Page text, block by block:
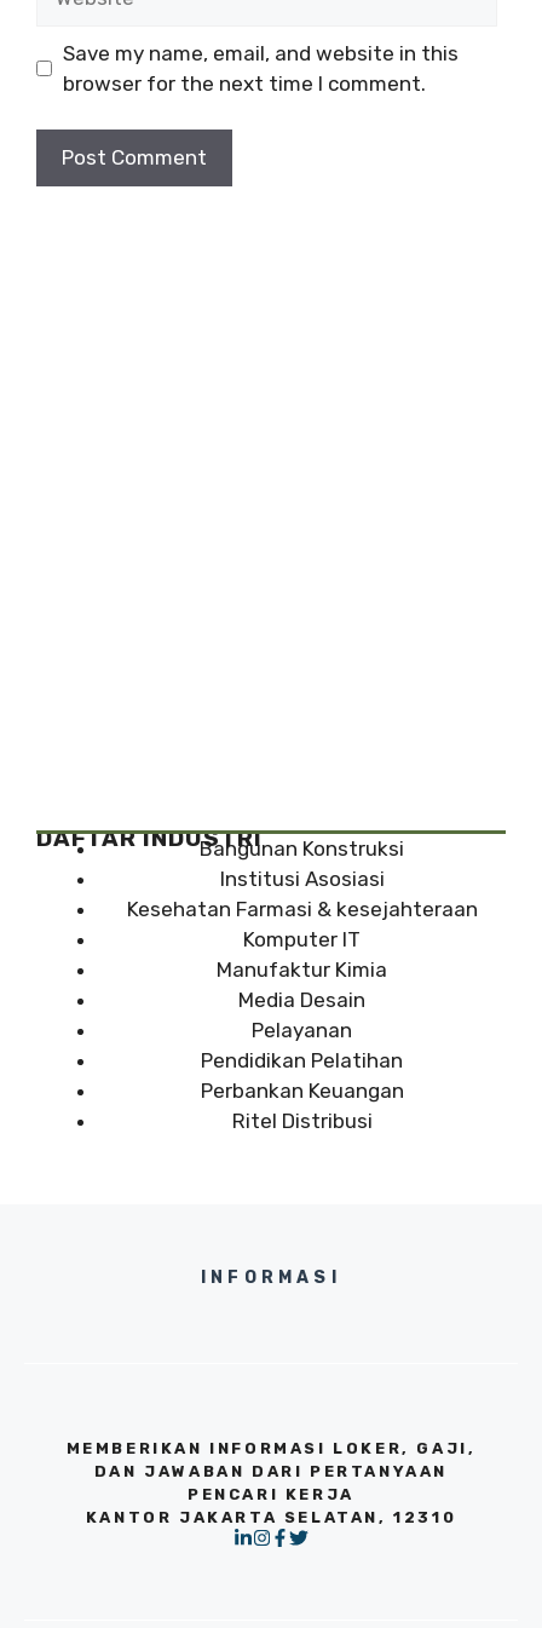
Save my name, email, and website in this
browser for the next time I comment.
DAFTAR INDUSTRIBangunan Konstruksi
Institusi Asosiasi
Kesehatan Farmasi & kesejahteraan
Komputer IT
Manufaktur Kimia
Media Desain
Pelayanan
Pendidikan Pelatihan
Perbankan Keuangan
Ritel Distribusi
INFORMASI
MEMBERIKAN INFORMASI LOKER, GAJI,
DAN JAWABAN DARI PERTANYAAN
PENCARI KERJA
KANTOR JAKARTA SELATAN, 12310